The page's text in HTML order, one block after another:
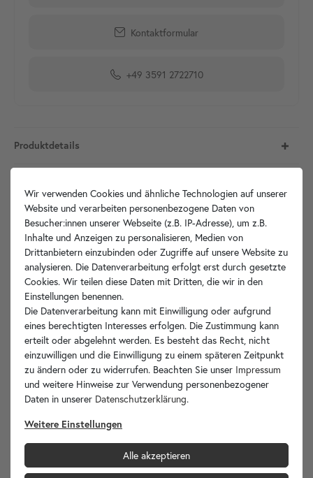
Kontaktformular
+49 3591 2722710
Produktdetails
Technische Zeichnung
Hersteller-Info
Ihre Vorteile
wohnfreuden.de -
Ihr Spezialist für Waschbecken Unikate!
Wir verwenden Cookies und ähnliche Technologien auf unserer
Website und verarbeiten personenbezogene Daten von
Besucher:innen unserer Webseite (z.B. IP-Adresse), um z.B.
Inhalte und Anzeigen zu personalisieren, Medien von
Drittanbietern einzubinden oder Zugriffe auf unsere Website zu
analysieren. Die Datenverarbeitung erfolgt erst durch gesetzte
Cookies. Wir teilen diese Daten mit Dritten, die wir in den
Einstellungen benennen.
Die Datenverarbeitung kann mit Einwilligung oder aufgrund
eines berechtigten Interesses erfolgen. Die Zustimmung kann
erteilt oder abgelehnt werden. Es besteht das Recht, nicht
einzuwilligen und die Einwilligung zu einem späteren Zeitpunkt
zu ändern oder zu widerrufen. Beachten Sie unser Impressum
und weitere Hinweise zur Verwendung personenbezogener
Daten in unserer Daten­schutz­erklärung.
Weitere Einstellungen
Alle akzeptieren